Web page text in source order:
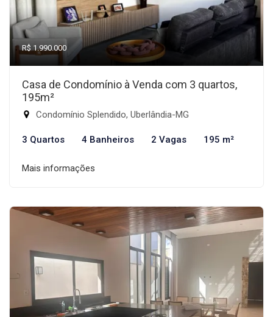
R$ 1.990.000
Casa de Condomínio à Venda com 3 quartos,
195m²
Condomínio Splendido, Uberlândia-MG
3 Quartos 4 Banheiros 2 Vagas 195 m²
Mais informações